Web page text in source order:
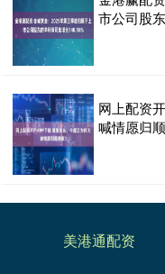
市公司股
网上配资
喊情愿归
美港通配资